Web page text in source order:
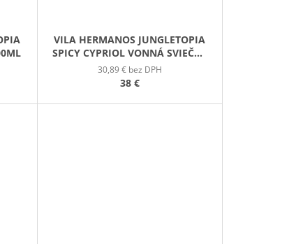
VILA HERMANOS JUNGLETOPIA
SPICY CYPRIOL VONNÁ SVIEČKA
200G
30,89 € bez DPH
38 €